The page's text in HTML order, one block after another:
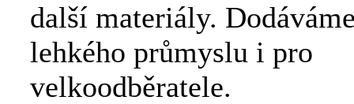
další materiály.
lehkého průmyslu i pro
velkoodběratele.